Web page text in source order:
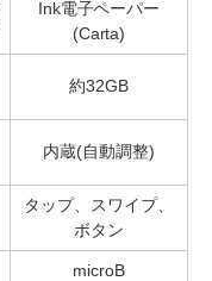
Ink電子ペーパー
(Carta)
約32GB
内蔵(自動調整)
タップ、スワイプ、
ボタン
microB